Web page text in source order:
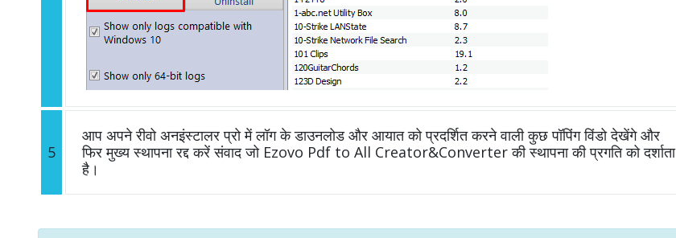
5
आप अपने रीवो अनइंस्टालर प्रो में लॉग के डाउनलोड और आयात को प्रदर्शित करने वाली कुछ पॉपिंग विंडो देखेंगे और
फिर मुख्य स्थापना रद्द करें संवाद जो Ezovo Pdf to All Creator&Converter की स्थापना की प्रगति को दर्शाता
है।